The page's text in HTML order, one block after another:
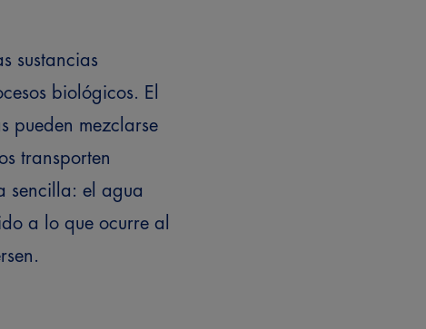
sustancias
biológicos. El
pueden mezclarse
transporten
sencilla: el agua
a lo que ocurre al